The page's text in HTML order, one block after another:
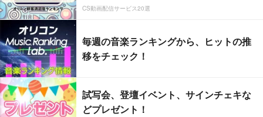
CS動画配信サービス20選
毎週の音楽ランキングから、ヒットの推
移をチェック！
試写会、登壇イベント、サインチェキな
どプレゼント！